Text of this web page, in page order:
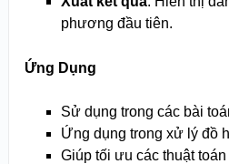
phương đầu tiên.
Ứng Dụng
Sử dụng trong các bài
Ứng dụng trong xử lý đồ
Giúp tối ưu các thuật